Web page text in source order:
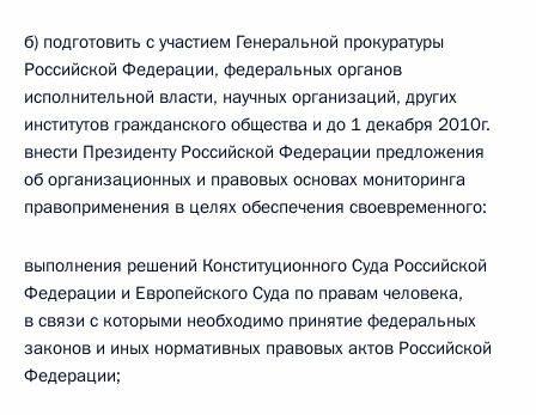
б) подготовить с участием Генеральной прокуратуры
Российской Федерации, федеральных органов
исполнительной власти, научных организаций, других
институтов гражданского общества и до 1 декабря 2010г.
внести Президенту Российской Федерации предложения
об организационных и правовых основах мониторинга
правоприменения в целях обеспечения своевременного:
выполнения решений Конституционного Суда Российской
Федерации и Европейского Суда по правам человека,
в связи с которыми необходимо принятие федеральных
законов и иных нормативных правовых актов Российской
Федерации;